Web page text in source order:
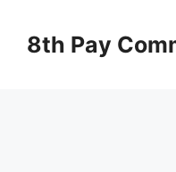
content8th Pay